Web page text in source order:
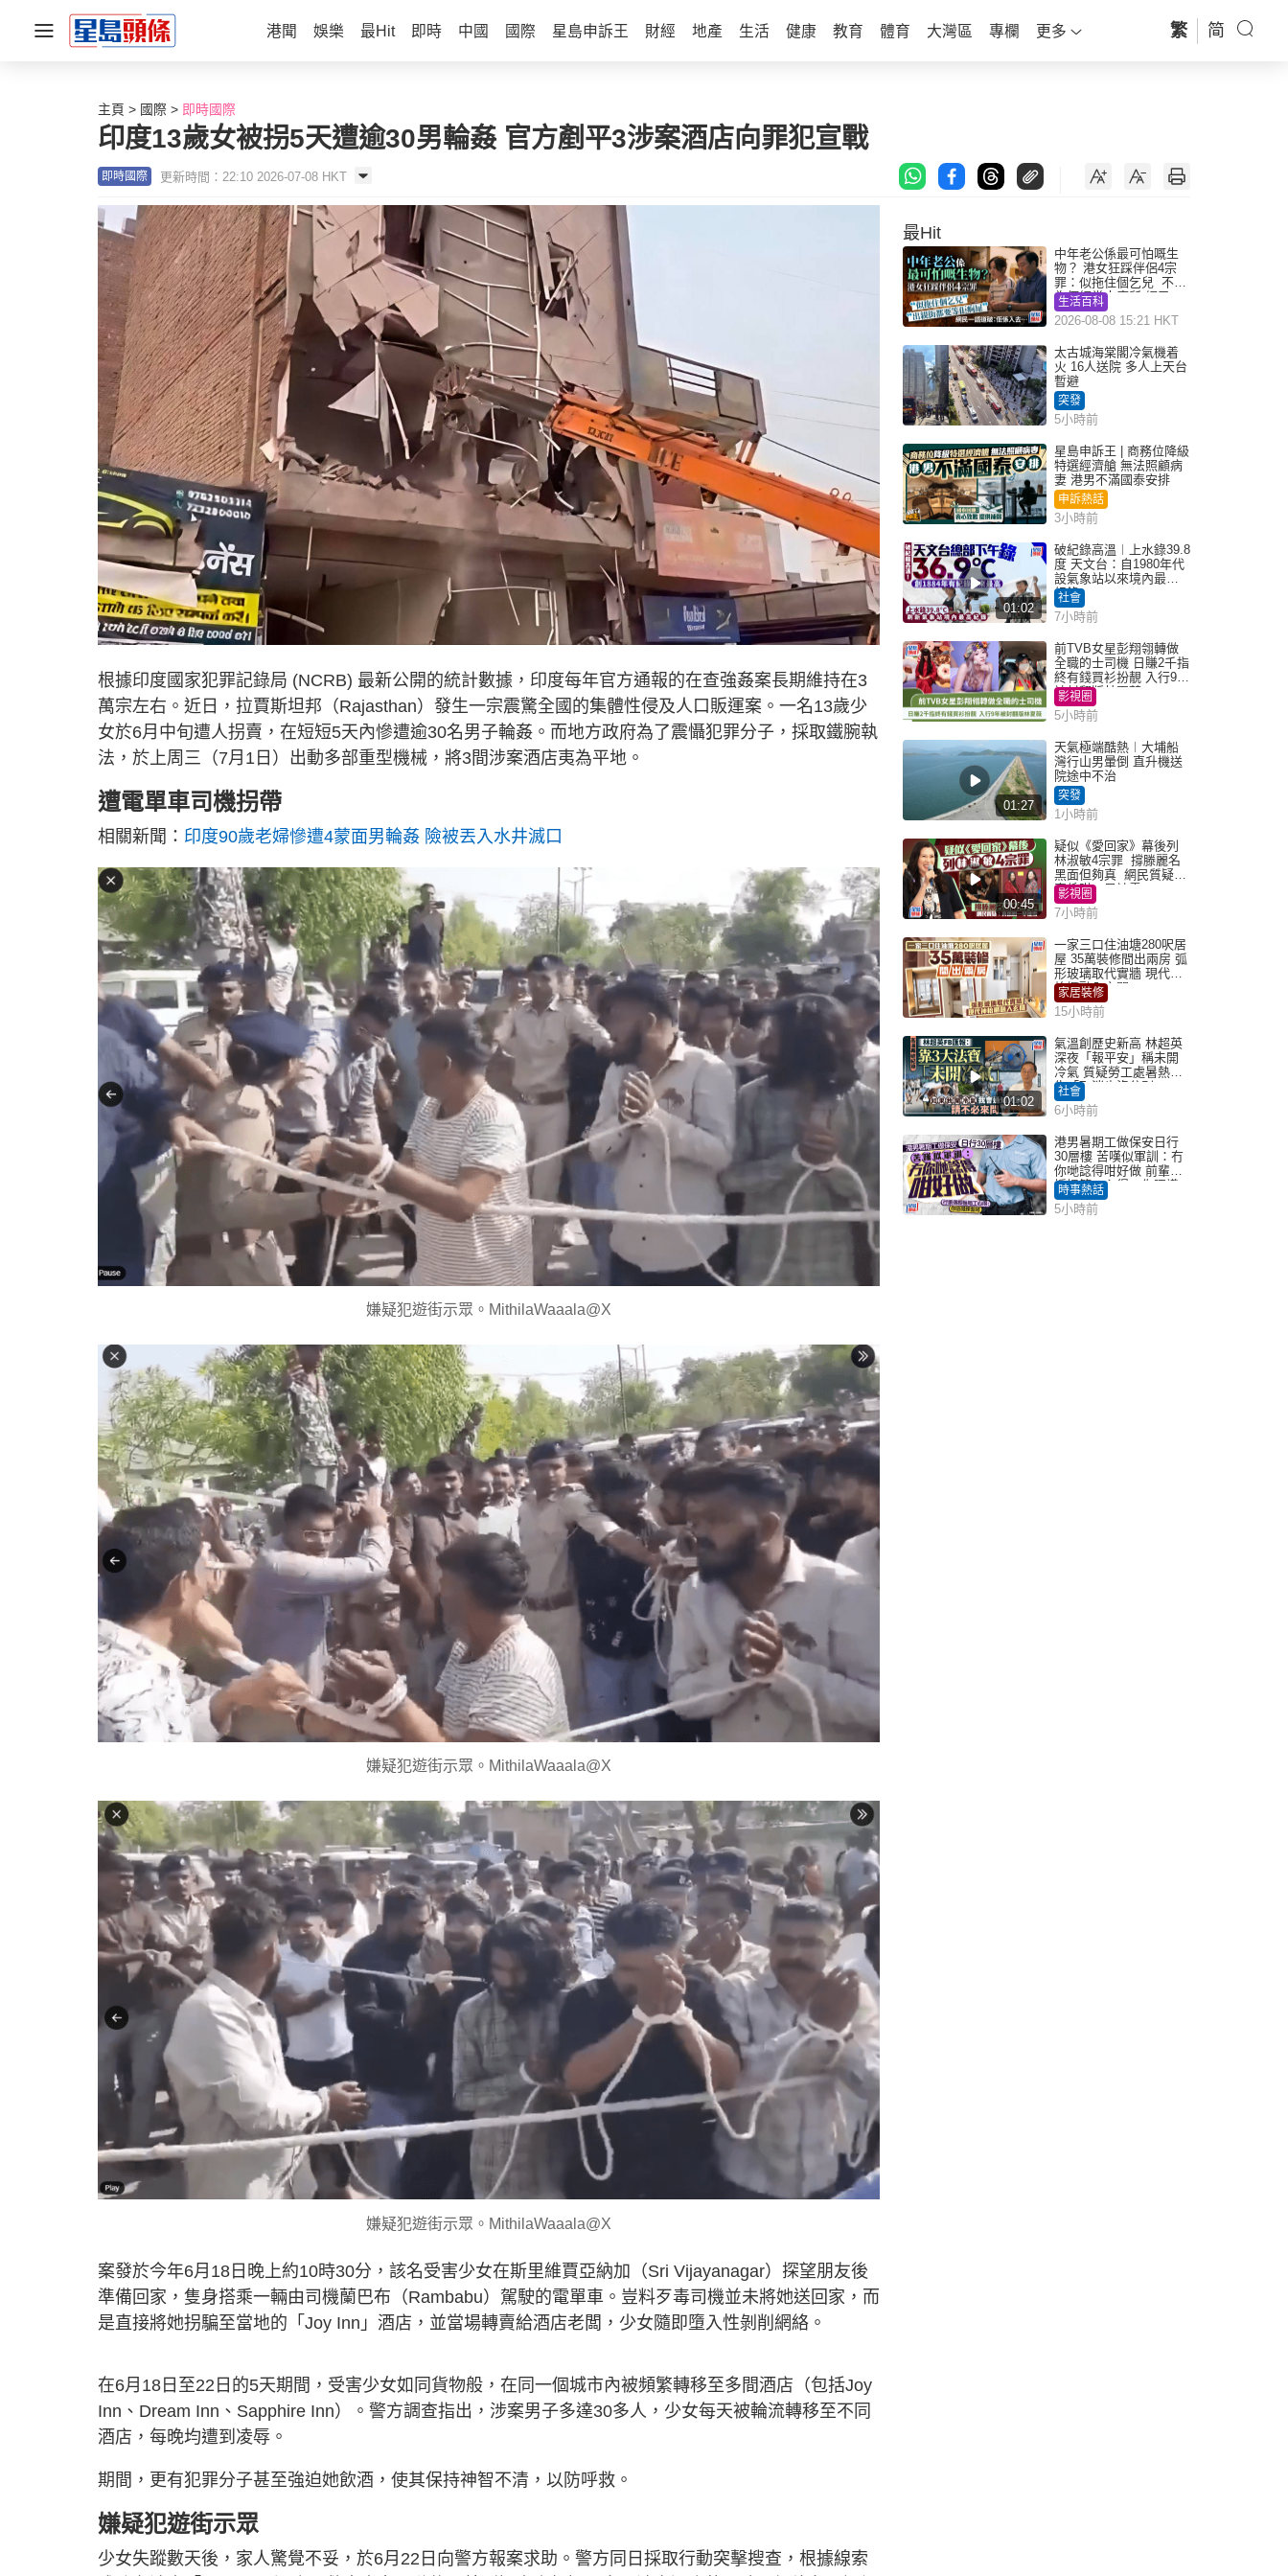
港聞 娛樂 最Hit 即時 中國 國際 星島申訴王 財經 地產 生活 健康 教育 體育 大灣區 專欄 更多 繁 简
主頁 國際 即時國際
印度13歲女被拐5天遭逾30男輪姦 官方剷平3涉案酒店向罪犯宣戰
即時國際 更新時間：22:10 2026-07-08 HKT
根據印度國家犯罪記錄局 (NCRB) 最新公開的統計數據，印度每年官方通報的在查強姦案長期維持在3
萬宗左右。近日，拉賈斯坦邦（Rajasthan）發生一宗震驚全國的集體性侵及人口販運案。一名13歲少
女於6月中旬遭人拐賣，在短短5天內慘遭逾30名男子輪姦。而地方政府為了震懾犯罪分子，採取鐵腕執
法，於上周三（7月1日）出動多部重型機械，將3間涉案酒店夷為平地。
遭電單車司機拐帶
相關新聞： 印度90歲老婦慘遭4蒙面男輪姦 險被丟入水井滅口
嫌疑犯遊街示眾。MithilaWaaala@X
嫌疑犯遊街示眾。MithilaWaaala@X
嫌疑犯遊街示眾。MithilaWaaala@X
案發於今年6月18日晚上約10時30分，該名受害少女在斯里維賈亞納加（Sri Vijayanagar）探望朋友後
準備回家，隻身搭乘一輛由司機蘭巴布（Rambabu）駕駛的電單車。豈料歹毒司機並未將她送回家，而
是直接將她拐騙至當地的「Joy Inn」酒店，並當場轉賣給酒店老闆，少女隨即墮入性剝削網絡。
在6月18日至22日的5天期間，受害少女如同貨物般，在同一個城市內被頻繁轉移至多間酒店（包括Joy
Inn、Dream Inn、Sapphire Inn）。警方調查指出，涉案男子多達30多人，少女每天被輪流轉移至不同
酒店，每晚均遭到凌辱。
期間，更有犯罪分子甚至強迫她飲酒，使其保持神智不清，以防呼救。
嫌疑犯遊街示眾
少女失蹤數天後，家人驚覺不妥，於6月22日向警方報案求助。警方同日採取行動突擊搜查，根據線索
最Hit
中年老公係最可怕嘅生
物？ 港女狂踩伴侶4宗
罪：似拖住個乞兒 不解
為何經常去廁所 網民一
語道破
生活百科
2026-08-08 15:21 HKT
太古城海棠閣冷氣機着
火 16人送院 多人上天台
暫避
突發
5小時前
星島申訴王 | 商務位降級
特選經濟艙 無法照顧病
妻 港男不滿國泰安排
申訴熱話
3小時前
01:02
破紀錄高溫︱上水錄39.8
度 天文台：自1980年代
設氣象站以來境內最高
紀錄
社會
7小時前
前TVB女星彭翔翎轉做
全職的士司機 日賺2千指
終有錢買衫扮靚 入行9年
被封翻版林夏薇
影視圈
5小時前
01:27
天氣極端酷熱︱大埔船
灣行山男暈倒 直升機送
院途中不治
突發
1小時前
00:45
疑似《愛回家》幕後列
林淑敏4宗罪 撐滕麗名
黑面但夠真 網民質疑：
真係咁一早被雪
影視圈
7小時前
一家三口住油塘280呎居
屋 35萬裝修間出兩房 弧
形玻璃取代實牆 現代神
枱櫃融入玄關
家居裝修
15小時前
01:02
氣溫創歷史新高 林超英
深夜「報平安」稱未開
冷氣 質疑勞工處暑熱警
告「取消也沒分別」
社會
6小時前
港男暑期工做保安日行
30層樓 苦嘆似軍訓：冇
你哋諗得咁好做 前輩傳
授搵筍工心得：你唔識
揀盤啫｜Juicy叮
時事熱話
5小時前